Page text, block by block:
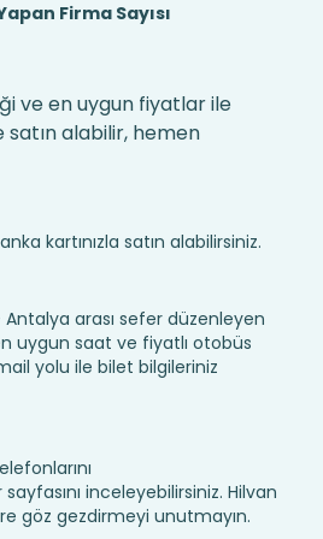
Firma Sayısı
ve en uygun fiyatlar ile
alabilir, hemen
kartınızla satın alabilirsiniz.
arası sefer düzenleyen
uygun saat ve fiyatlı otobüs
yolu ile bilet bilgileriniz
inceleyebilirsiniz. Hilvan
göz gezdirmeyi unutmayın.